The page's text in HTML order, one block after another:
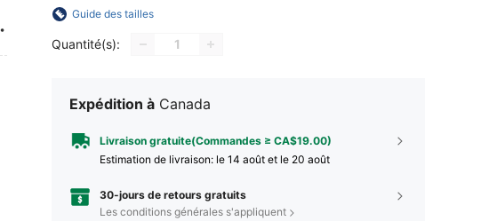
Guide des tailles
Quantité(s):
Expédition à Canada
Livraison gratuite(Commandes ≥ CA$19.00)
Estimation de livraison: le 14 août et le 20 août
30-jours de retours gratuits
Les conditions générales s'appliquent